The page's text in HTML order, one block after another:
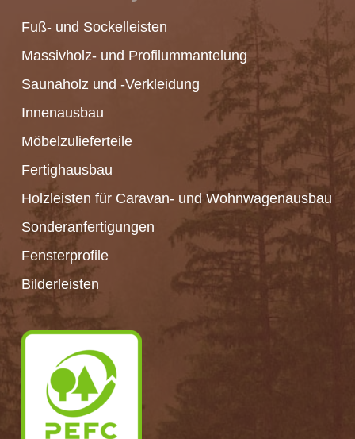
Fuß- und Sockelleisten
Massivholz- und Profilummantelung
Saunaholz und -Verkleidung
Innenausbau
Möbelzulieferteile
Fertighausbau
Holzleisten für Caravan- und Wohnwagenausbau
Sonderanfertigungen
Fensterprofile
Bilderleisten